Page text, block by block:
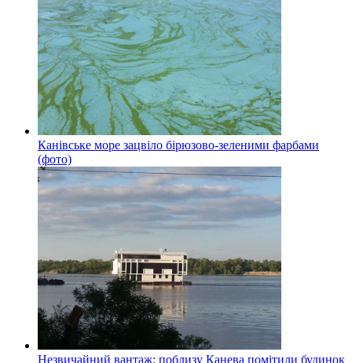
Канівське море зацвіло бірюзово-зеленими фарбами
(фото)
Незвичайний вантаж: поблизу Канева помітили будинок